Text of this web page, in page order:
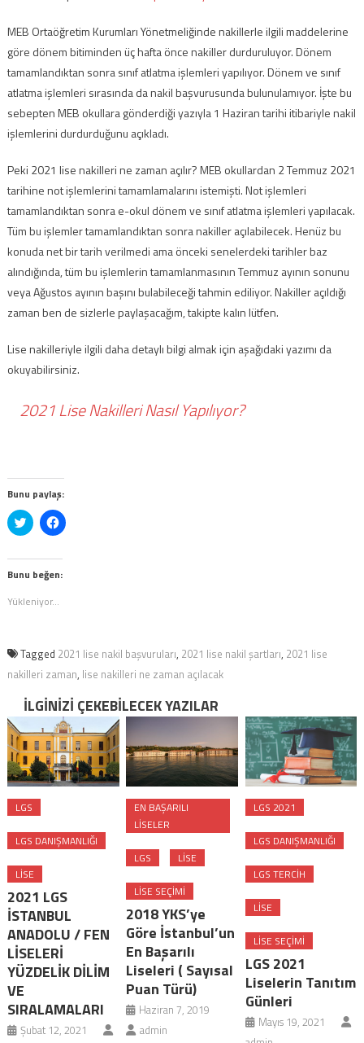
MEB Ortaöğretim Kurumları Yönetmeliğinde nakillerle ilgili maddelerine
göre dönem bitiminden üç hafta önce nakiller durduruluyor. Dönem
tamamlandıktan sonra sınıf atlatma işlemleri yapılıyor. Dönem ve sınıf
atlatma işlemleri sırasında da nakil başvurusunda bulunulamıyor. İşte bu
sebepten MEB okullara gönderdiği yazıyla 1 Haziran tarihi itibariyle nakil
işlemlerini durdurduğunu açıkladı.
Peki 2021 lise nakilleri ne zaman açılır? MEB okullardan 2 Temmuz 2021
tarihine not işlemlerini tamamlamalarını istemişti. Not işlemleri
tamamlandıktan sonra e-okul dönem ve sınıf atlatma işlemleri yapılacak.
Tüm bu işlemler tamamlandıktan sonra nakiller açılabilecek. Henüz bu
konuda net bir tarih verilmedi ama önceki senelerdeki tarihler baz
alındığında, tüm bu işlemlerin tamamlanmasının Temmuz ayının sonunu
veya Ağustos ayının başını bulabileceği tahmin ediliyor. Nakiller açıldığı
zaman ben de sizlerle paylaşacağım, takipte kalın lütfen.
Lise nakilleriyle ilgili daha detaylı bilgi almak için aşağıdaki yazımı da
okuyabilirsiniz.
2021 Lise Nakilleri Nasıl Yapılıyor?
Bunu paylaş:
Twitter
üzerinde
tıklayın
(Yeni
pencerede
Facebook'ta
paylaşmak
(Yeni
pencerede
Bunu beğen:
Yükleniyor...
Tagged 2021 lise nakil başvuruları, 2021 lise nakil şartları, 2021 lise
nakilleri zaman, lise nakilleri ne zaman açılacak
İLGINIZI ÇEKEBILECEK YAZILAR
LGS
LGS DANIŞMANLIĞI
LISE
2021 LGS
İSTANBUL
ANADOLU / FEN
LİSELERİ
YÜZDELİK DİLİM
VE
SIRALAMALARI
Şubat 12, 2021
EN BAŞARILI
LISELER
LGS LISE
LISE SEÇIMI
2018 YKS’ye
Göre İstanbul’un
En Başarılı
Liseleri ( Sayısal
Puan Türü)
Haziran 7, 2019
admin
LGS 2021
LGS DANIŞMANLIĞI
LGS TERCIH
LISE
LISE SEÇIMI
LGS 2021
Liselerin Tanıtım
Günleri
Mayıs 19, 2021